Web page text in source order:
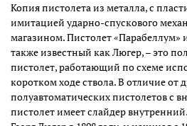
Копия пистолета из металла, с
имитацией ударно-спускового
магазином. Пистолет «Парабеллум»
также известный как Люгер, – это
пистолет, работающий по схеме
коротком ходе ствола. В отличие от
полуавтоматических пистолетов с
пистолет имеет слайдер